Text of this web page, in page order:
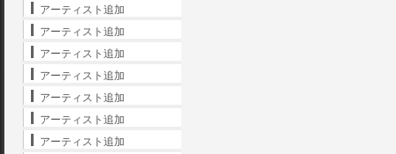
アーティスト追加
アーティスト追加
アーティスト追加
アーティスト追加
アーティスト追加
アーティスト追加
アーティスト追加